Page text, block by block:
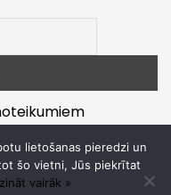
lietošanas pieredzi un
šo vietni, Jūs piekrītat
vairāk »